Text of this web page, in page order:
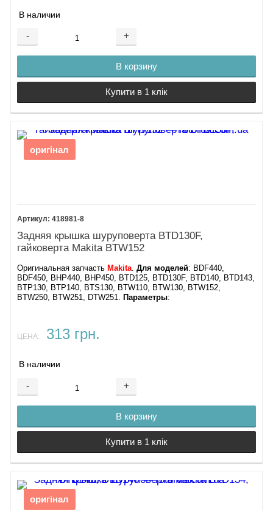
В наличии
- +
В корзину
Купити в 1 клік
оригінал
418981-8
Задняя крышка шуруповерта BTD130F,
гайковерта Makita BTW152
Оригинальная запчасть Makita.Для моделей: BDF440,
BDF450, BHP440, BHP450, BTD125, BTD130F, BTD140, BTD143,
BTP130, BTP140, BTS130, BTW110, BTW130, BTW152,
BTW250, BTW251, DTW251. Параметры:
ЦЕНА: 313 грн.
В наличии
- +
В корзину
Купити в 1 клік
оригінал